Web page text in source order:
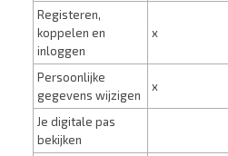
Registeren,
koppelen en
inloggen
x
Persoonlijke
gegevens wijzigen
x
Je digitale pas
bekijken